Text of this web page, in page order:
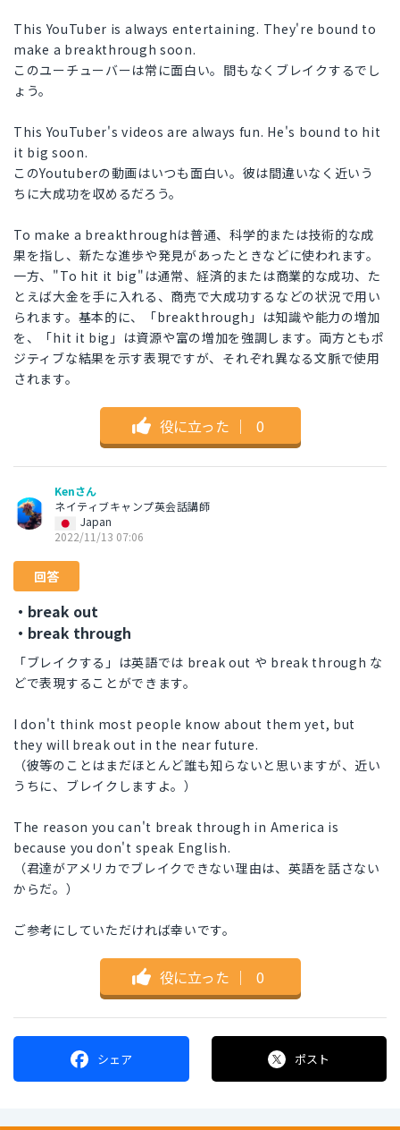
This YouTuber is always entertaining. They're bound to
make a breakthrough soon.
このユーチューバーは常に面白い。間もなくブレイクするでし
ょう。
This YouTuber's videos are always fun. He's bound to hit
it big soon.
このYoutuberの動画はいつも面白い。彼は間違いなく近いう
ちに大成功を収めるだろう。
To make a breakthroughは普通、科学的または技術的な成
果を指し、新たな進歩や発見があったときなどに使われます。
一方、"To hit it big"は通常、経済的または商業的な成功、た
とえば大金を手に入れる、商売で大成功するなどの状況で用い
られます。基本的に、「breakthrough」は知識や能力の増加
を、「hit it big」は資源や富の増加を強調します。両方ともポ
ジティブな結果を示す表現ですが、それぞれ異なる文脈で使用
されます。
役に立った ｜ 0
Kenさん
ネイティブキャンプ英会話講師
Japan
2022/11/13 07:06
回答
・break out
・break through
「ブレイクする」は英語では break out や break through な
どで表現することができます。
I don't think most people know about them yet, but
they will break out in the near future.
（彼等のことはまだほとんど誰も知らないと思いますが、近い
うちに、ブレイクしますよ。）
The reason you can't break through in America is
because you don't speak English.
（君達がアメリカでブレイクできない理由は、英語を話さない
からだ。）
ご参考にしていただければ幸いです。
役に立った ｜ 0
シェア ポスト